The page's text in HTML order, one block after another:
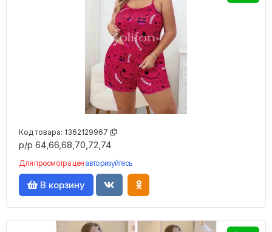
Код товара: 1362129967
р/р 64,66,68,70,72,74
Для просмотра цен авторизуйтесь
В корзину